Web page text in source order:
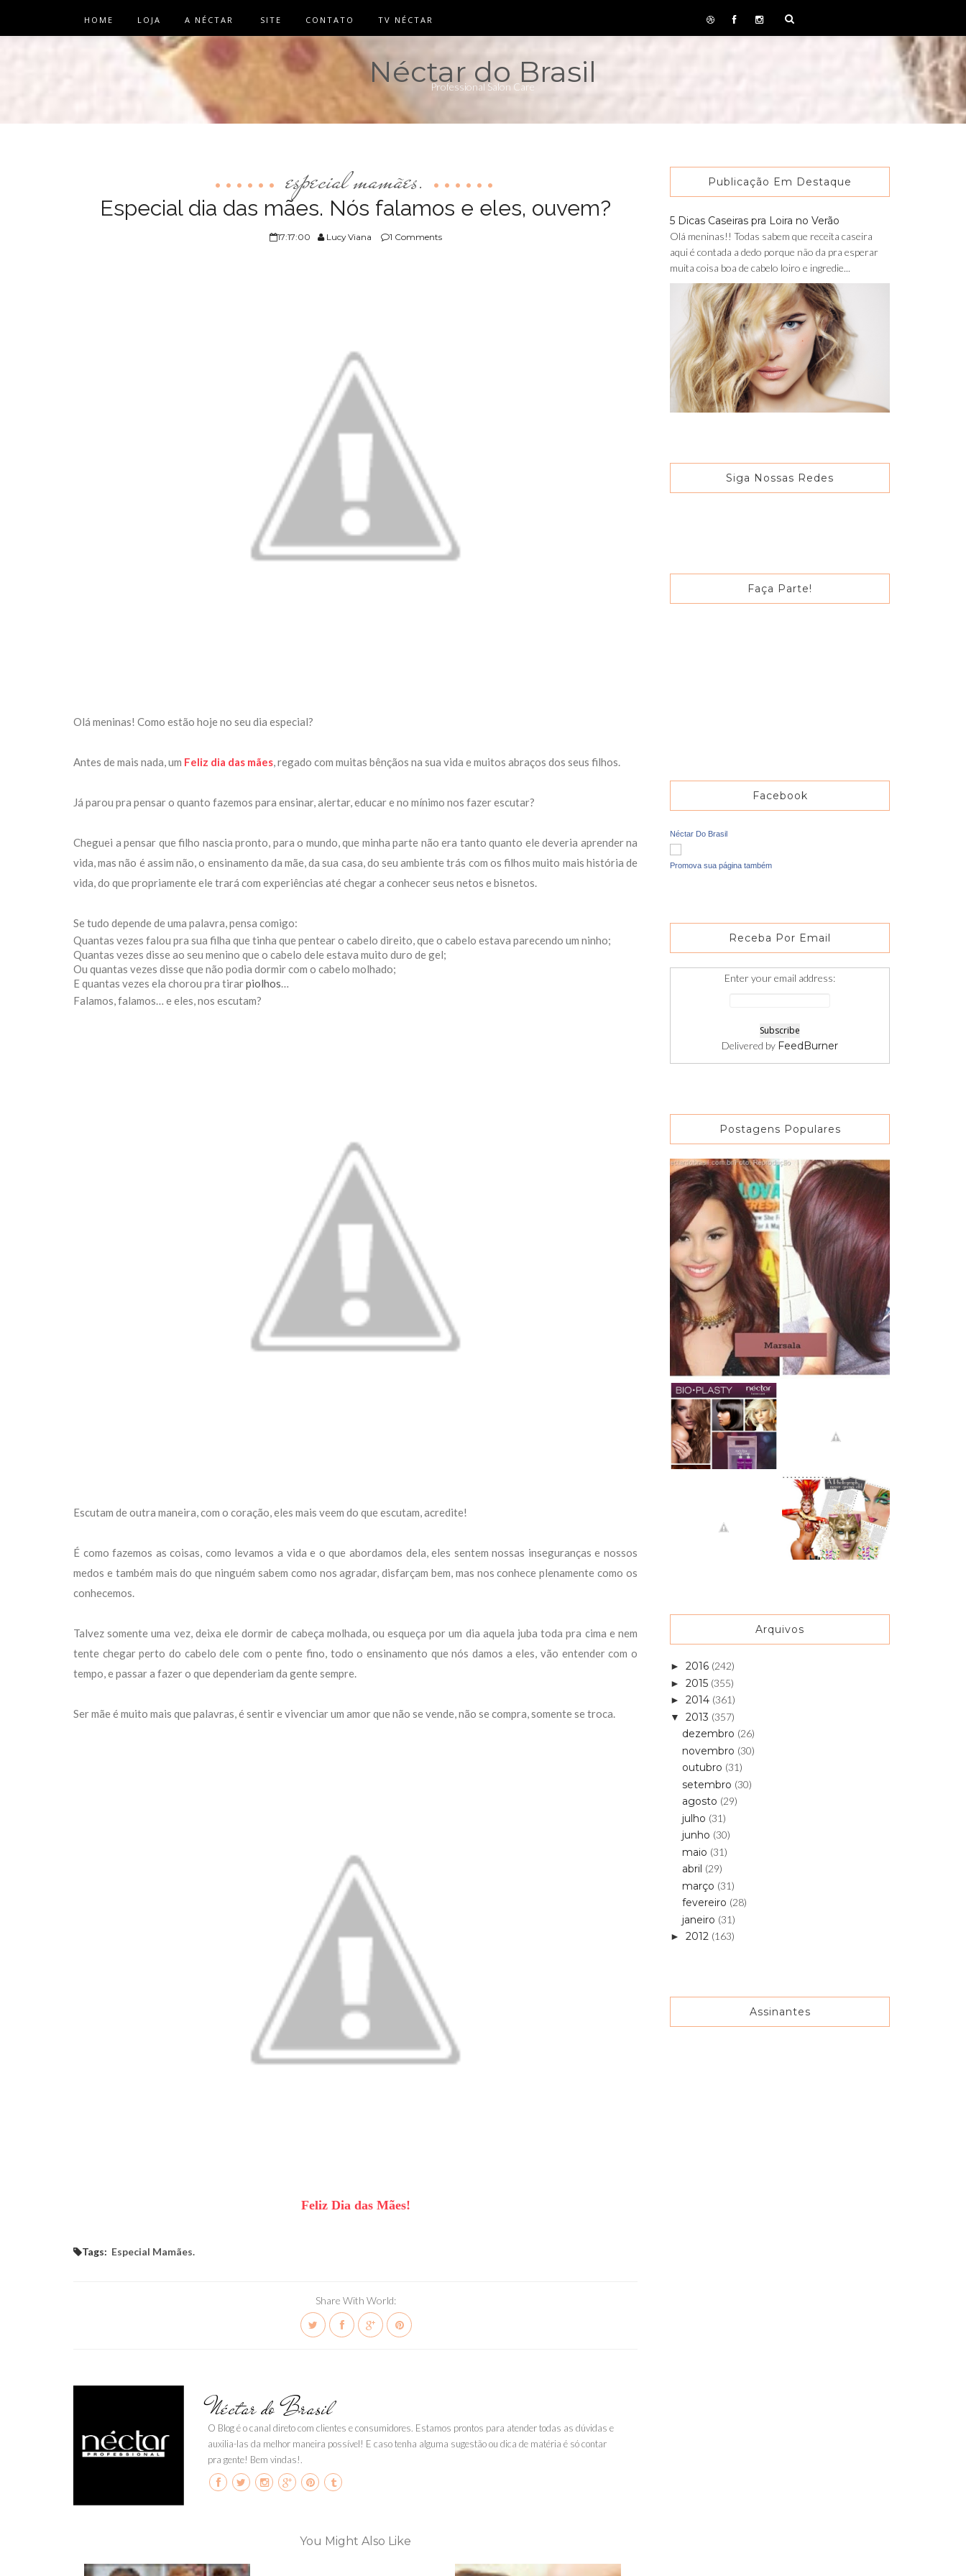
HOME LOJA A NÉCTAR SITE CONTATO TV NÉCTAR
Néctar do Brasil
Professional Salon Care
especial mamães.
Especial dia das mães. Nós falamos e eles, ouvem?
17:17:00 Lucy Viana 1 Comments
Olá meninas! Como estão hoje no seu dia especial?
Antes de mais nada, um Feliz dia das mães, regado com muitas bênçãos na sua vida e muitos abraços dos seus filhos.
Já parou pra pensar o quanto fazemos para ensinar, alertar, educar e no mínimo nos fazer escutar?
Cheguei a pensar que filho nascia pronto, para o mundo, que minha parte não era tanto quanto ele deveria aprender na
vida, mas não é assim não, o ensinamento da mãe, da sua casa, do seu ambiente trás com os filhos muito mais história de
vida, do que propriamente ele trará com experiências até chegar a conhecer seus netos e bisnetos.
Se tudo depende de uma palavra, pensa comigo:
Quantas vezes falou pra sua filha que tinha que pentear o cabelo direito, que o cabelo estava parecendo um ninho;
Quantas vezes disse ao seu menino que o cabelo dele estava muito duro de gel;
Ou quantas vezes disse que não podia dormir com o cabelo molhado;
E quantas vezes ela chorou pra tirarpiolhos…
Falamos, falamos… e eles, nos escutam?
Escutam de outra maneira, com o coração, eles mais veem do que escutam, acredite!
É como fazemos as coisas, como levamos a vida e o que abordamos dela, eles sentem nossas inseguranças e nossos
medos e também mais do que ninguém sabem como nos agradar, disfarçam bem, mas nos conhece plenamente como os
conhecemos.
Talvez somente uma vez, deixa ele dormir de cabeça molhada, ou esqueça por um dia aquela juba toda pra cima e nem
tente chegar perto do cabelo dele com o pente fino, todo o ensinamento que nós damos a eles, vão entender com o
tempo, e passar a fazer o que dependeriam da gente sempre.
Ser mãe é muito mais que palavras, é sentir e vivenciar um amor que não se vende, não se compra, somente se troca.
Feliz Dia das Mães!
Tags: Especial Mamães.
Share With World:
Néctar do Brasil
O Blog é o canal direto com clientes e consumidores. Estamos prontos para atender todas as dúvidas e
auxilia-las da melhor maneira possível! E caso tenha alguma sugestão ou dica de matéria é só contar
pra gente! Bem vindas!.
You Might Also Like
Publicação Em Destaque
5 Dicas Caseiras pra Loira no Verão
Olá meninas!! Todas sabem que receita caseira
aqui é contada a dedo porque não da pra esperar
muita coisa boa de cabelo loiro e ingredie...
Siga Nossas Redes
Faça Parte!
Facebook
Néctar Do Brasil
Promova sua página também
Receba Por Email
Enter your email address:
Delivered by FeedBurner
Postagens Populares
Arquivos
► 2016 (242)
► 2015 (355)
► 2014 (361)
▼ 2013 (357)
dezembro (26)
novembro (30)
outubro (31)
setembro (30)
agosto (29)
julho (31)
junho (30)
maio (31)
abril (29)
março (31)
fevereiro (28)
janeiro (31)
► 2012 (163)
Assinantes